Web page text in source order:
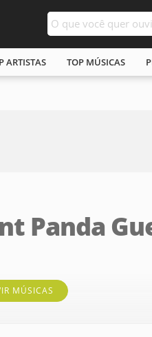
ARTISTAS TOP MÚSICAS
Panda
MÚSICAS